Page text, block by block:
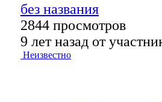
без названия
2844 просмотров
9 лет назад от
Неизвестно